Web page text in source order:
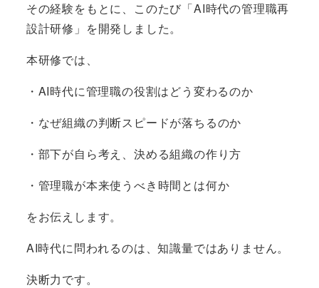
その経験をもとに、このたび「AI時代の管理職再
設計研修」を開発しました。
本研修では、
・AI時代に管理職の役割はどう変わるのか
・なぜ組織の判断スピードが落ちるのか
・部下が自ら考え、決める組織の作り方
・管理職が本来使うべき時間とは何か
をお伝えします。
AI時代に問われるのは、知識量ではありません。
決断力です。